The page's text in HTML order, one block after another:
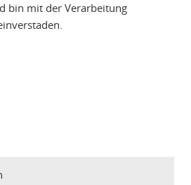
bin mit der Verarbeitung